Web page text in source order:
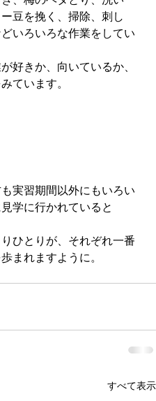
豆を挽く、掃除、刺し
いろいろな作業をしてい
好きか、向いているか、
ています。
実習期間以外にもいろい
学に行かれていると
ひとりが、それぞれ一番
まれますように。
すべて表示